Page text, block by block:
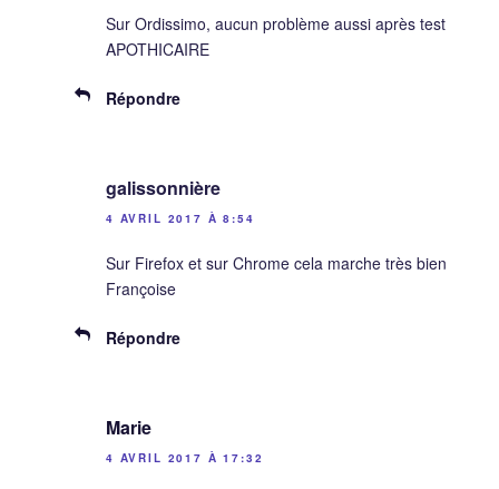
Sur Ordissimo, aucun problème aussi après test
APOTHICAIRE
Répondre
galissonnière
4 AVRIL 2017 À 8:54
Sur Firefox et sur Chrome cela marche très bien
Françoise
Répondre
Marie
4 AVRIL 2017 À 17:32